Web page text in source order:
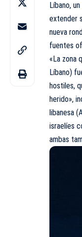
Líbano,
extender
nueva
fuentes
«La zona
Líbano)
hostiles,
herido»,
libanesa
israelíes
ambas